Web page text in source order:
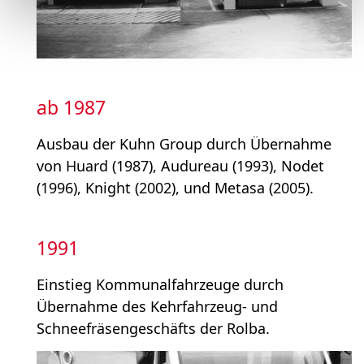
ab 1987
Ausbau der Kuhn Group durch Übernahme
von Huard (1987), Audureau (1993), Nodet
(1996), Knight (2002), und Metasa (2005).
1991
Einstieg Kommunalfahrzeuge durch
Übernahme des Kehr­fahrzeug- und
Schneefräsen­geschäfts der Rolba.